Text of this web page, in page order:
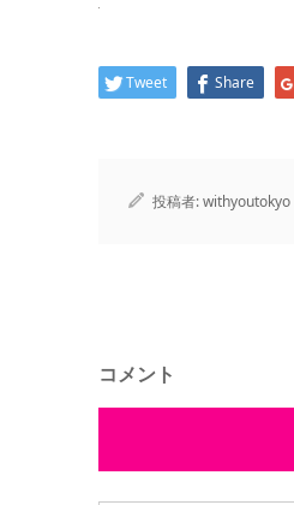
Tweet Share
投稿者:withyoutokyo
コメント